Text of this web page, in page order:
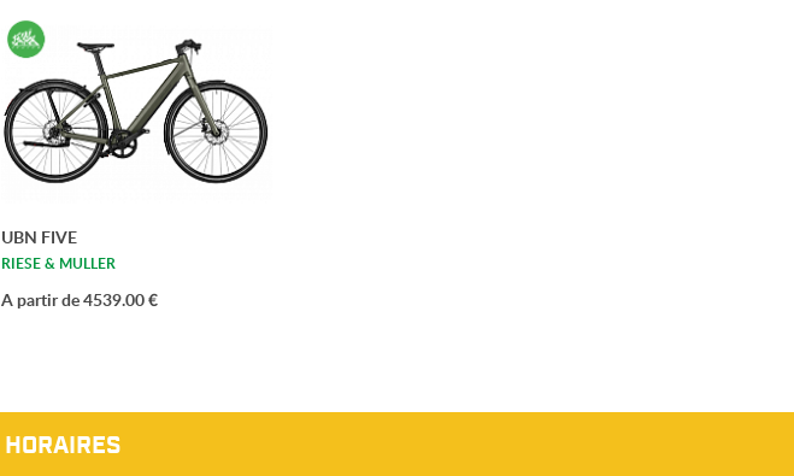
UBN FIVE
RIESE & MULLER
A partir de 4539.00 €
HORAIRES